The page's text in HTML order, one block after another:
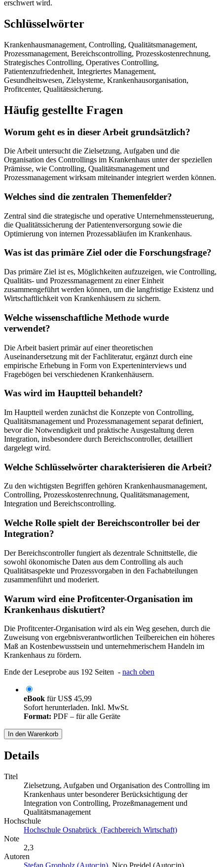
erschwert wird.
Schlüsselwörter
Krankenhausmanagement, Controlling, Qualitätsmanagement,
Prozessmanagement, Bereichscontrolling, Prozesskostenrechnung,
Strategisches Controlling, Operatives Controlling,
Patientenzufriedenheit, Integriertes Management,
Gesundheitswesen, Zielsysteme, Krankenhausorganisation,
Profitcenter, Qualitätssicherung.
Häufig gestellte Fragen
Worum geht es in dieser Arbeit grundsätzlich?
Die Arbeit untersucht die Zielsetzung, Aufgaben und die
Organisation des Controllings im Krankenhaus unter der speziellen
Prämisse, wie Controlling, Qualitätsmanagement und
Prozessmanagement wirksam miteinander integriert werden können.
Welches sind die zentralen Themenfelder?
Zentral sind die strategische und operative Unternehmenssteuerung,
die Qualitätssicherung der Patientenversorgung sowie die
Optimierung von internen Prozessabläufen im Krankenhaus.
Was ist das primäre Ziel oder die Forschungsfrage?
Das primäre Ziel ist es, Möglichkeiten aufzuzeigen, wie Controlling,
Qualitäts- und Prozessmanagement zu einer Einheit
zusammengeführt werden können, um die langfristige Existenz und
Wirtschaftlichkeit von Krankenhäusern zu sichern.
Welche wissenschaftliche Methode wurde
verwendet?
Die Arbeit basiert primär auf einer theoretischen
Auseinandersetzung mit der Fachliteratur, ergänzt durch eine
empirische Erhebung in Form von Experteninterviews und
Fragebögen bei verschiedenen Krankenhäusern.
Was wird im Hauptteil behandelt?
Im Hauptteil werden zunächst die Konzepte von Controlling,
Qualitätsmanagement und Prozessmanagement separat definiert,
bevor die Notwendigkeit und praktische Ausgestaltung deren
Integration, insbesondere durch Bereichscontroller, detailliert
dargelegt wird.
Welche Schlüsselwörter charakterisieren die Arbeit?
Zu den wichtigsten Begriffen gehören Krankenhausmanagement,
Controlling, Prozesskostenrechnung, Qualitätsmanagement,
Integration und Bereichscontrolling.
Welche Rolle spielt der Bereichscontroller bei der
Integration?
Der Bereichscontroller fungiert als dezentrale Schnittstelle, die
sowohl ökonomische Daten aus dem Controlling als auch
Qualitätsaspekte und Prozessvorgaben in den Fachabteilungen
zusammenführt und moderiert.
Warum wird eine Profitcenter-Organisation im
Krankenhaus diskutiert?
Die Profitcenter-Organisation wird als ein Weg gesehen, durch die
Zuweisung von ergebnisverantwortlichen Teilbereichen ein höheres
Maß an Kostenbewusstsein und unternehmerischem Handeln im
Krankenhaus zu fördern.
Ende der Leseprobe aus 192 Seiten - nach oben
eBook fürUS$ 45,99
Sofort herunterladen. Inkl. MwSt.
Format: PDF – für alle Geräte
In den Warenkorb
Details
Titel
Zielsetzung, Aufgaben und Organisation des Controlling im
Krankenhaus unter besonderer Berücksichtigung der
Integration von Controlling, Prozeßmanagement und
Qualitätsmanagement
Hochschule
Hochschule Osnabrück (Fachbereich Wirtschaft)
Note
2,3
Autoren